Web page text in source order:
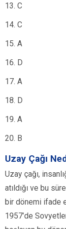
13. C
14. C
15. A
16. D
17. A
18. D
19. A
20. B
Uzay Çağı
Uzay çağı,
atıldığı ve bu
bir dönemi ifade
1957’de